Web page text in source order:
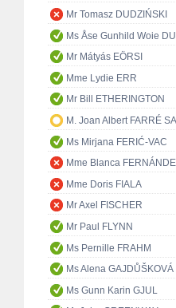
Mr Tomasz DUDZIŃSKI
Ms Åse Gunhild Woie
Mr Mátyás EÖRSI
Mme Lydie ERR
Mr Bill ETHERINGTON
M. Joan Albert FARRÉ
Ms Mirjana FERIĆ-VAC
Mme Blanca
Mme Doris FIALA
Mr Axel FISCHER
Mr Paul FLYNN
Ms Pernille FRAHM
Ms Alena GAJDŮŠKOVÁ
Ms Gunn Karin GJUL